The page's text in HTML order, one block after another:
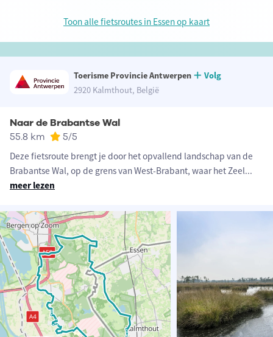
Toon alle fietsroutes in Essen op kaart
Toerisme Provincie Antwerpen
Volg
2920 Kalmthout, België
Naar de Brabantse Wal
55.8 km 5/5
Deze fietsroute brengt je door het opvallend landschap van de
Brabantse Wal, op de grens van West-Brabant, waar het Zeel...
meer lezen